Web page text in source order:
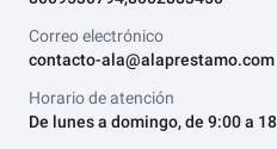
Correo electrónico
contacto-ala@alaprestamo.com
Horario de atención
De lunes a domingo, de 9:00 a